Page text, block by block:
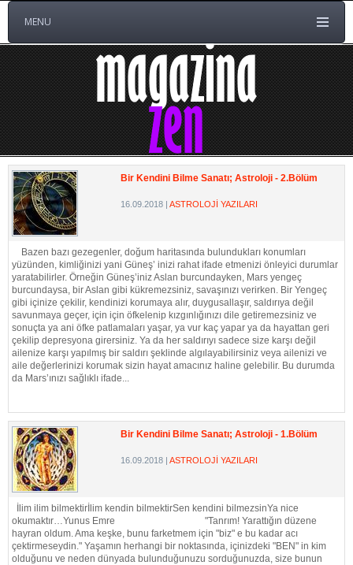
MENU
Bir Kendini Bilme Sanatı; Astroloji - 2.Bölüm
16.09.2018| ASTROLOJİ YAZILARI
Bazen bazı gezegenler, doğum haritasında bulundukları konumları
yüzünden, kimliğinizi yani Güneş’ inizi rahat ifade etmenizi önleyici durumlar
yaratabilirler. Örneğin Güneş’iniz Aslan burcundayken, Mars yengeç
burcundaysa, bir Aslan gibi kükremezsiniz, savaşınızı verirken. Bir Yengeç
gibi içinize çekilir, kendinizi korumaya alır, duygusallaşır, saldırıya değil
savunmaya geçer, için için öfkelenip kızgınlığınızı dile getiremezsiniz ve
sonuçta ya ani öfke patlamaları yaşar, ya vur kaç yapar ya da hayattan geri
çekilip depresyona girersiniz. Ya da her saldırıyı sadece size karşı değil
ailenize karşı yapılmış bir saldırı şeklinde algılayabilirsiniz veya ailenizi ve
aile değerlerinizi korumak sizin hayat amacınız haline gelebilir. Bu durumda
da Mars’ınızı sağlıklı ifade...
Bir Kendini Bilme Sanatı; Astroloji - 1.Bölüm
16.09.2018| ASTROLOJİ YAZILARI
İlim ilim bilmektirİlim kendin bilmektirSen kendini bilmezsinYa nice
okumaktır…Yunus Emre "Tanrım! Yarattığın düzene
hayran oldum. Ama keşke, bunu farketmem için "biz" e bu kadar acı
çektirmeseydin." Yaşamın herhangi bir noktasında, içinizdeki "BEN" in kim
olduğunu ve neden dünyada bulunduğunuzu sorduğunuzda, size bunun